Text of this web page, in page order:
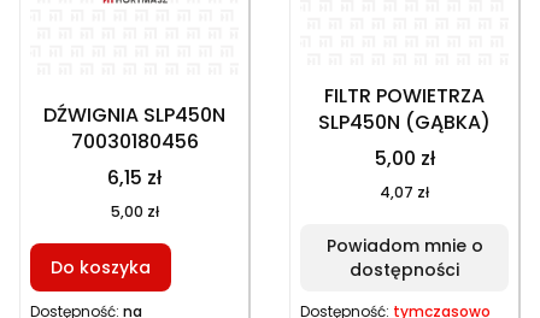
DŹWIGNIA SLP450N
70030180456
6,15 zł
5,00 zł
Do koszyka
Dostępność: na
FILTR POWIETRZA
SLP450N (GĄBKA)
5,00 zł
4,07 zł
Powiadom mnie o
dostępności
Dostępność: tymczasowo